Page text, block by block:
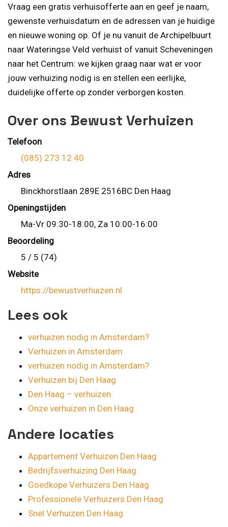
Vraag een gratis verhuisofferte aan en geef je naam,
gewenste verhuisdatum en de adressen van je huidige
en nieuwe woning op. Of je nu vanuit de Archipelbuurt
naar Wateringse Veld verhuist of vanuit Scheveningen
naar het Centrum: we kijken graag naar wat er voor
jouw verhuizing nodig is en stellen een eerlijke,
duidelijke offerte op zonder verborgen kosten.
Over ons Bewust Verhuizen
Telefoon
(085) 273 12 40
Adres
Binckhorstlaan 289E 2516BC Den Haag
Openingstijden
Ma-Vr 09:30-18:00, Za 10:00-16:00
Beoordeling
5 / 5 (74)
Website
https://bewustverhuizen.nl
Lees ook
verhuizen nodig in Amsterdam?
Verhuizen in Amsterdam
verhuizen nodig in Amsterdam?
Verhuizen bij Den Haag
Den Haag – verhuizen
Onze verhuizen in Den Haag
Andere locaties
Appartement Verhuizen Den Haag
Bedrijfsverhuizing Den Haag
Goedkope Verhuizers Den Haag
Professionele Verhuizers Den Haag
Snel Verhuizen Den Haag